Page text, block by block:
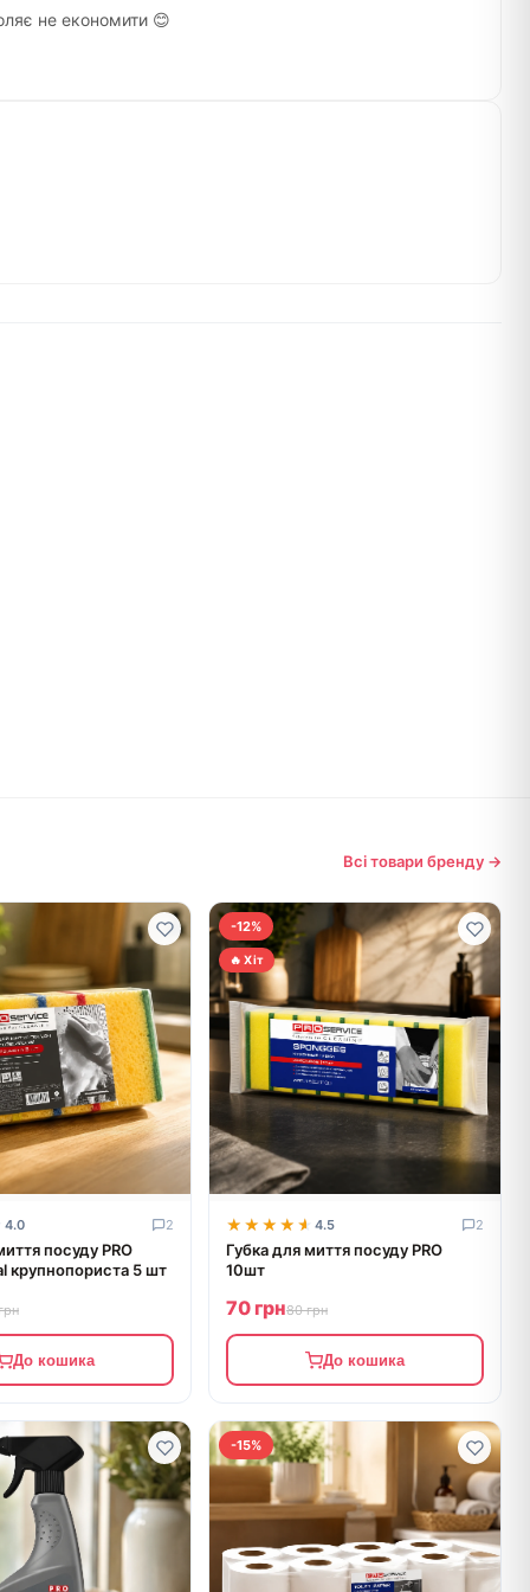
не економити 😊
Всі товари бренду →
4.0 2
посуду PRO
крупнопориста 5 шт
До кошика
-12%
🔥 Хіт
★★★★★
★★★★★ 4.5 2
Губка для миття посуду PRO
10шт
70 грн80 грн
До кошика
-15%